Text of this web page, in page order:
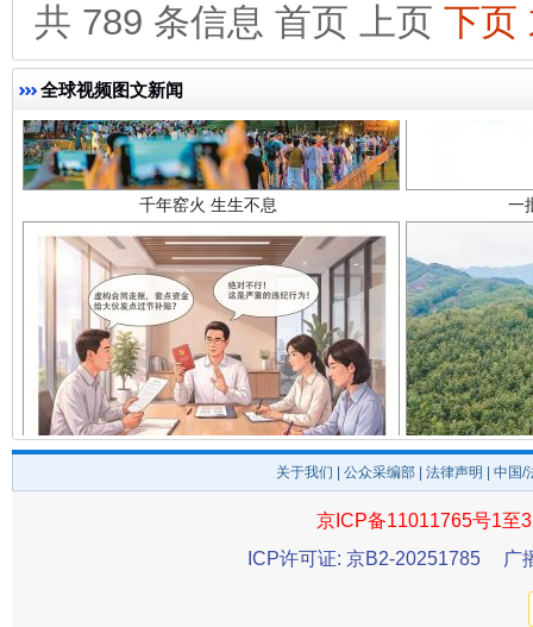
共 789 条信息 首页 上页 下页
全球视频图文新闻
千年窑火 生生不息
揭开“小金库”的免责幌子
关于我们 公众采编部 法律声明 | 中国
京ICP备11011765号1至
ICP许可证: 京B2-20251785
广